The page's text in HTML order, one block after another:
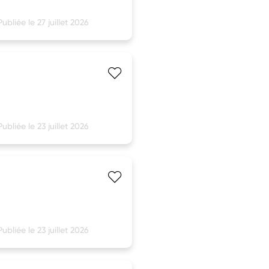
le 27 juillet 2026
le 23 juillet 2026
le 23 juillet 2026